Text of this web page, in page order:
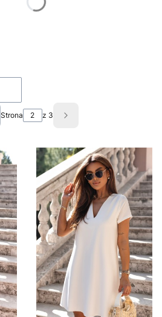
produkty
Strona z 3 Następne produkty